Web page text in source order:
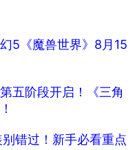
5《魔兽世界》8月15
五阶段开启！《三角
错过！新手必看重点